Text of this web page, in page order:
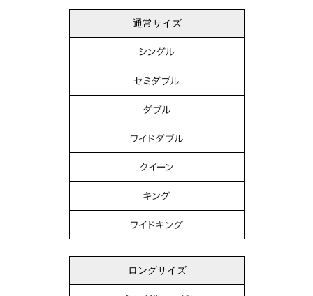
通常サイズ
ロングサイズ